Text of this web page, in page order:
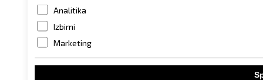
Analitika
Izbirni
Marketing